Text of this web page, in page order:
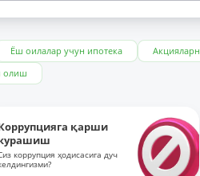
Ёш оилалар учун ипотека
олиш
қарши
коррупция ҳодисасига дуч